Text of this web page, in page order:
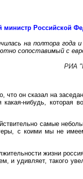
Российской
на полтора года
сопоставимый с
РИА
он сказал на
нибудь, которая
самые
с коими мы не
жизни
и удивляет, такого